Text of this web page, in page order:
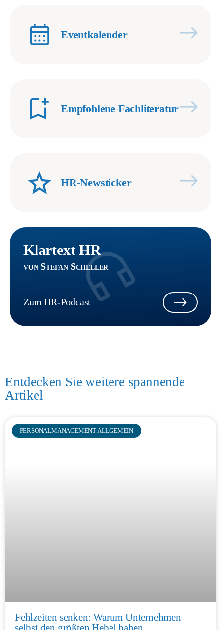
Eventkalender
Empfohlene Fachliteratur
HR-Newsticker
Klartext HR
von Stefan Scheller
Zum HR-Podcast
Entdecken Sie weitere spannende
Artikel
PERSONALMANAGEMENT ALLGEMEIN
Fehlzeiten senken: Warum Unternehmen
selbst den größten Hebel haben